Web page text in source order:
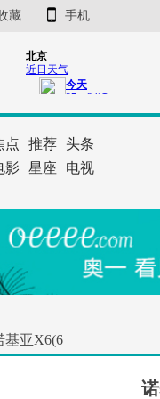
藏 手机
点 推荐 头条
影 星座 电视
基亚X6(6